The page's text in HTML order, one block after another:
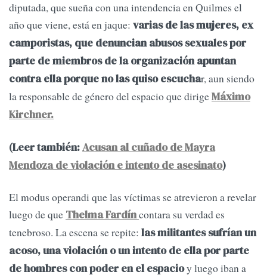
diputada, que sueña con una intendencia en Quilmes el
año que viene, está en jaque: varias de las mujeres, ex
camporistas, que denuncian abusos sexuales por
parte de miembros de la organización apuntan
contra ella porque no las quiso escuchar, aun siendo
la responsable de género del espacio que dirigeMáximo
Kirchner.
(Leer también:Acusan al cuñado de Mayra
Mendoza de violación e intento de asesinato)
El modus operandi que las víctimas se atrevieron a revelar
luego de que Thelma Fardíncontara su verdad es
tenebroso. La escena se repite: las militantes sufrían un
acoso, una violación o un intento de ella por parte
de hombres con poder en el espacioy luego iban a